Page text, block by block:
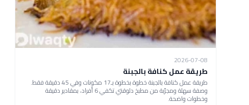
2026-07-08
طريقة عمل كنافة بالجبنة
طريقة عمل كنافة بالجبنة خطوة بخطوة بـ17 مكونات وفي 45 دقيقة فقط.
وصفة سهلة ومجرّبة من مطبخ دلوقتي تكفي 6 أفراد، بمقادير دقيقة
وخطوات واضحة.